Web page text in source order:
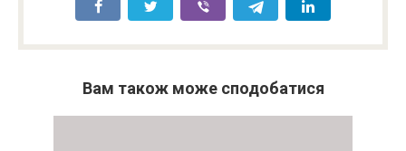
Вам також може сподобатися